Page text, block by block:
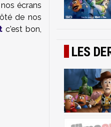
écrans
de nos
c'est bon,
LES